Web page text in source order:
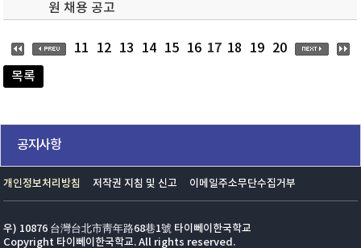
원 채용 공고
11 12 13 14 15 16 17 18 19
20
목록
공지사항
개인정보처리방침 저작권 지침 및 신고 이메일주소무단수집거부
우) 10876 台灣台北市靑年路68巷1號 타이뻬이한국학교
Copyright 타이뻬이한국학교. All rights reserved.